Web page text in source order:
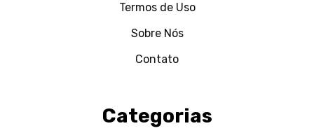
Termos de Uso
Sobre Nós
Contato
Categorias